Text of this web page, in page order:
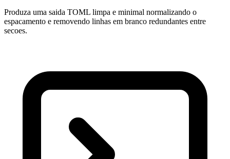
Produza uma saida TOML limpa e minimal normalizando o
espacamento e removendo linhas em branco redundantes entre
secoes.